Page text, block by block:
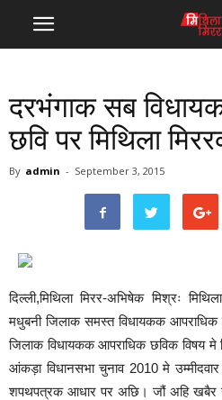
दरभंगाक सब
छवि पर मिथिला
By admin - September 3, 2015
दिल्ली,मिथिला मिरर-अभिषेक मिश्रः
मधुबनी जिलाक समस्त विधायकक आपराधिक
जिलाक विधायकक आपराधिक छविक विषय
आंकड़ा विधानसभा चुनाव 2010 मे
शपथपत्रक आधार पर अछि। जौं अहि खबैर